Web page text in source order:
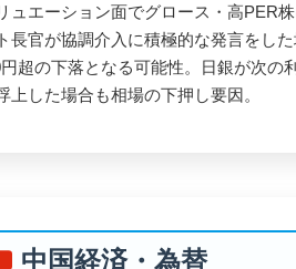
ュエーション面でグロース・高PER
長官が協調介入に積極的な発言をし
超の下落となる可能性。日銀が次の
上した場合も相場の下押し要因。
中国経済・為替